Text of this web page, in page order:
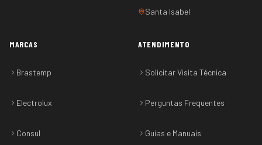
Santa Isabel
MARCAS
Brastemp
Electrolux
Consul
ATENDIMENTO
Solicitar Visita Técnica
Perguntas Frequentes
Guias e Manuais